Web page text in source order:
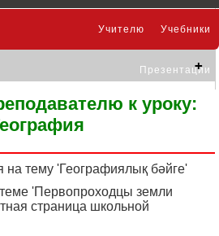
Учебники
Учителю
Презентации
к уроку:
на тему 'Географиялық бәйге'
'Первопроходцы земли
страница школьной